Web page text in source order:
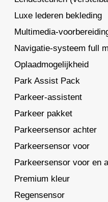
Luxe lederen bekleding
Multimedia-
Navigatie-systeem full
Oplaadmogelijkheid
Park Assist Pack
Parkeer-assistent
Parkeer pakket
Parkeersensor achter
Parkeersensor voor
Parkeersensor voor en
Premium kleur
Regensensor